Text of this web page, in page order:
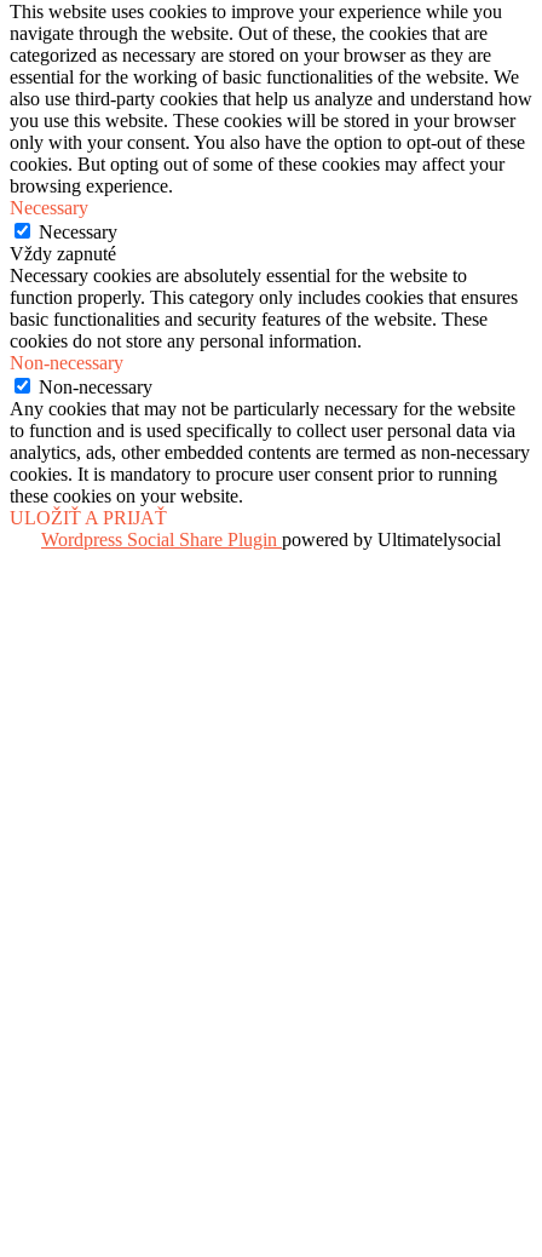
This website uses cookies to improve your experience while you
navigate through the website. Out of these, the cookies that are
categorized as necessary are stored on your browser as they are
essential for the working of basic functionalities of the website. We
also use third-party cookies that help us analyze and understand how
you use this website. These cookies will be stored in your browser
only with your consent. You also have the option to opt-out of these
cookies. But opting out of some of these cookies may affect your
browsing experience.
Necessary
Necessary
Vždy zapnuté
Necessary cookies are absolutely essential for the website to
function properly. This category only includes cookies that ensures
basic functionalities and security features of the website. These
cookies do not store any personal information.
Non-necessary
Non-necessary
Any cookies that may not be particularly necessary for the website
to function and is used specifically to collect user personal data via
analytics, ads, other embedded contents are termed as non-necessary
cookies. It is mandatory to procure user consent prior to running
these cookies on your website.
ULOŽIŤ A PRIJAŤ
Wordpress Social Share Plugin powered by Ultimatelysocial